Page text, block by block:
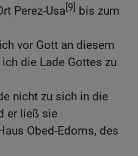
Perez-Usa[9] bis zum
vor Gott an diesem
die Lade Gottes zu
nicht zu sich in die
er ließ sie
Obed-Edoms, des